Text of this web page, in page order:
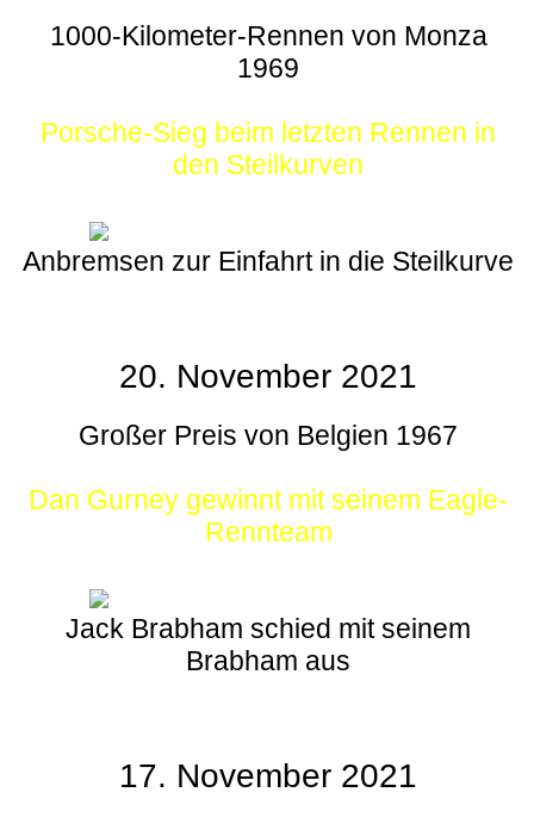
1000-Kilometer-Rennen von Monza
1969
Porsche-Sieg beim letzten Rennen in
den Steilkurven
Anbremsen zur Einfahrt in die Steilkurve
20. November 2021
Großer Preis von Belgien 1967
Dan Gurney gewinnt mit seinem Eagle-
Rennteam
Jack Brabham schied mit seinem
Brabham aus
17. November 2021